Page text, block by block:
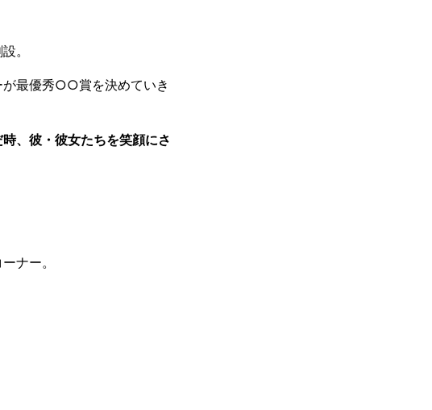
。
が最優秀○○賞を決めていき
、彼・彼女たちを笑顔にさ
ナー。